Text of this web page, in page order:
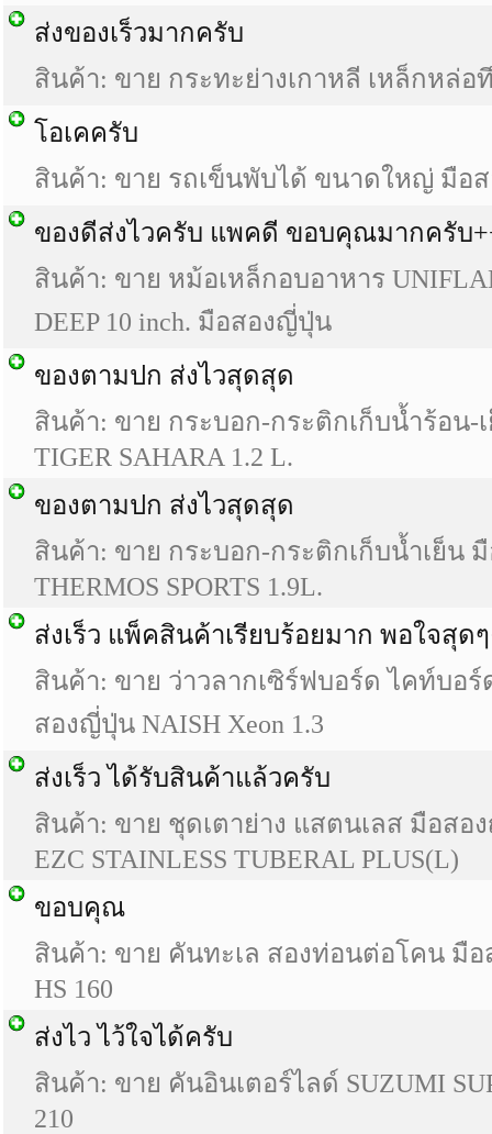
ส่งของเร็วมากครับ
สินค้า: ขาย กระทะย่างเกาหลี เหล็กหล่
โอเคครับ
สินค้า: ขาย รถเข็นพับได้ ขนาดใหญ่ มือ
ของดีส่งไวครับ แพคดี ขอบคุณมากครับ
สินค้า: ขาย หม้อเหล็กอบอาหาร
DEEP 10 inch. มือสองญี่ปุ่น
ของตามปก ส่งไวสุดสุด
สินค้า: ขาย กระบอก-กระติกเก็บน้ำร้อน-
TIGER SAHARA 1.2 L.
ของตามปก ส่งไวสุดสุด
สินค้า: ขาย กระบอก-กระติกเก็บน้ำเย็น
THERMOS SPORTS 1.9L.
ส่งเร็ว แพ็คสินค้าเรียบร้อยมาก พอใจสุด
สินค้า: ขาย ว่าวลากเซิร์ฟบอร์ด ไคท์บอ
สองญี่ปุ่น NAISH Xeon 1.3
ส่งเร็ว ได้รับสินค้าแล้วครับ
สินค้า: ขาย ชุดเตาย่าง แสตนเลส มือสอ
EZC STAINLESS TUBERAL PLUS(L)
ขอบคุณ
สินค้า: ขาย คันทะเล สองท่อนต่อโคน มือ
HS 160
ส่งไว ไว้ใจได้ครับ
สินค้า: ขาย คันอินเตอร์ไลด์ SUZUMI
210